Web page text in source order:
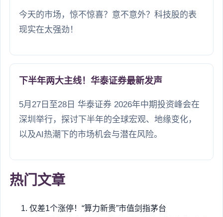
今天的市场，惊不惊喜？意不意外？科技股的表
现实在太强劲！
下半年两大主线！华泰证券最新发声
5月27日至28日 华泰证券 2026年中期投资峰会在
深圳举行，探讨下半年的全球宏观、地缘变化，
以及AI热潮下的市场机会与潜在风险。
热门文章
仅差1个涨停！“算力新贵”市值剑指茅台